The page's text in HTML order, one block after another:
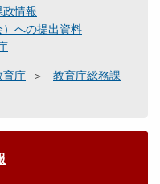
政情報
への提出資料
育庁
教育庁総務課